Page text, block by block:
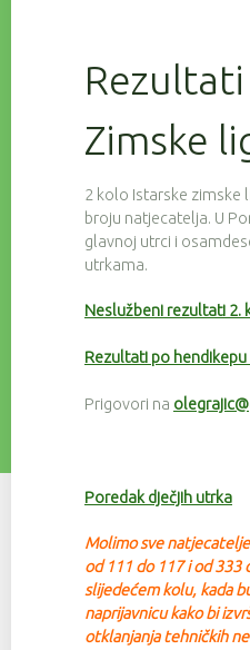
Rezultati
Zimske
2 kolo Istarske zimske
broju natjecatelja. U
glavnoj utrci i
utrkama.
Neslužbeni rezultati 2.
Rezultati po
Prigovori na
Poredak dječjih utrka
Molimo sve
od 111 do 117 i od 333
slijedećem kolu, kada
naprijavnicu kako bi
otklanjanja tehničkih